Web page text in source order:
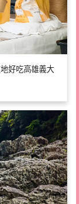
好吃高雄義大